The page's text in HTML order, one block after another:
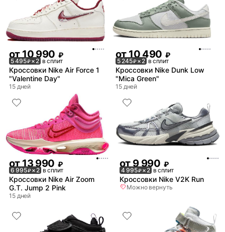
от10 990 ₽
5 495₽× 2 в сплит
Кроссовки Nike Air Force 1
"Valentine Day"
15 дней
от10 490 ₽
5 245₽× 2 в сплит
Кроссовки Nike Dunk Low
"Mica Green"
15 дней
от 13 990 ₽
6 995₽× 2 в сплит
Кроссовки Nike Air Zoom
G.T. Jump 2 Pink
15 дней
от 9 990 ₽
4 995₽× 2 в сплит
Кроссовки Nike V2K Run
Можно вернуть